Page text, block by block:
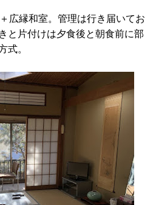
広縁和室。管理は行き届いてお
と片付けは夕食後と朝食前に部
式。